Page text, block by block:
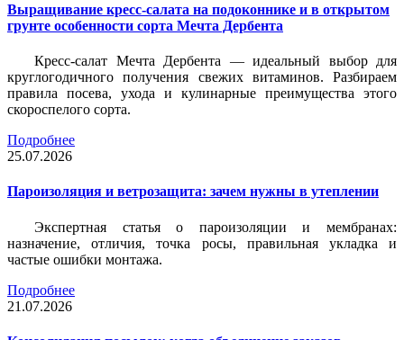
Выращивание кресс-салата на подоконнике и в открытом
грунте особенности сорта Мечта Дербента
Кресс-салат Мечта Дербента — идеальный выбор для
круглогодичного получения свежих витаминов. Разбираем
правила посева, ухода и кулинарные преимущества этого
скороспелого сорта.
Подробнее
25.07.2026
Пароизоляция и ветрозащита: зачем нужны в утеплении
Экспертная статья о пароизоляции и мембранах:
назначение, отличия, точка росы, правильная укладка и
частые ошибки монтажа.
Подробнее
21.07.2026